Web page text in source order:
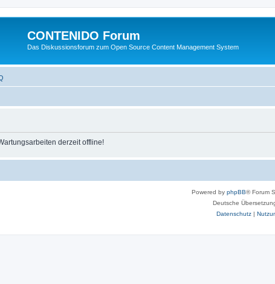
CONTENIDO Forum
Das Diskussionsforum zum Open Source Content Management System
derzeit offline!
Powered by phpBB® Forum
Deutsche
Datenschutz|